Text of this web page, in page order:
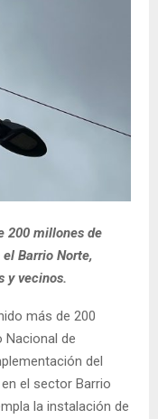
200 millones de
Barrio Norte,
y vecinos.
más de 200
Nacional de
del
el sector Barrio
la instalación de